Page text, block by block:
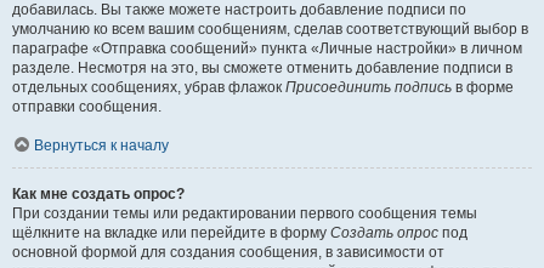
добавилась. Вы также можете настроить добавление подписи по
умолчанию ко всем вашим сообщениям, сделав соответствующий выбор в
параграфе «Отправка сообщений» пункта «Личные настройки» в личном
разделе. Несмотря на это, вы сможете отменить добавление подписи в
отдельных сообщениях, убрав флажок Присоединить подпись в форме
отправки сообщения.
Вернуться к началу
Как мне создать опрос?
При создании темы или редактировании первого сообщения темы
щёлкните на вкладке или перейдите в форму Создать опрос под
основной формой для создания сообщения, в зависимости от